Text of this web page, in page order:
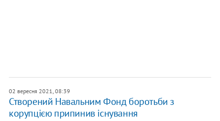
02 вересня 2021, 08:39
Створений Навальним Фонд боротьби з
корупцією припинив існування